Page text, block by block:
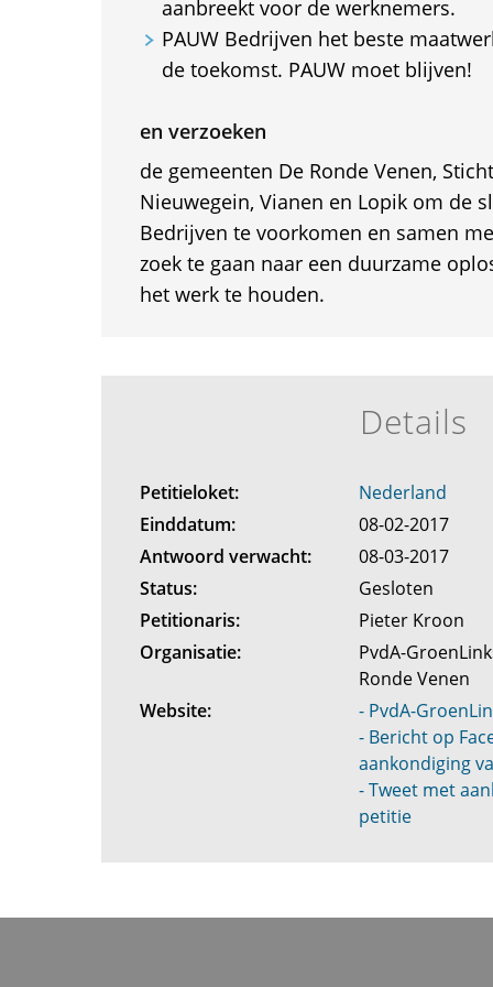
aanbreekt voor de werknemers.
PAUW Bedrijven het beste
de toekomst. PAUW moet blijven!
en verzoeken
de gemeenten De Ronde Venen,
Nieuwegein, Vianen en Lopik om de
Bedrijven te voorkomen en samen
zoek te gaan naar een duurzame
het werk te houden.
Details
Petitieloket:
Nederland
Einddatum:
08-02-2017
Antwoord verwacht:
08-03-2017
Status:
Gesloten
Petitionaris:
Pieter Kroon
Organisatie:
PvdA-
Ronde Venen
Website:
- PvdA-
- Bericht op
aankondiging
- Tweet met
petitie